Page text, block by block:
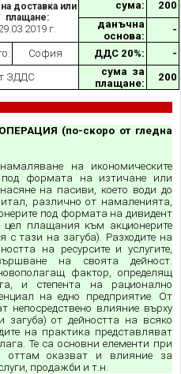
доставка или
плащане:
г.
сума: 200
данъчна
основа:
-
София ДДС 20%:
-
ЗДДС
сума за
плащане:
200
(по-скоро от гледна
на икономическите
под формата на изтичане или
на пасиви, което води до
различно от намаленията,
под формата на дивидент
плащания към акционерите
с тази на загуба). Разходите на
на ресурсите и услугите,
на своята дейност.
фактор, определящ
и степента на рационално
на едно предприятие. От
непосредствено влияние върху
загуба) от дейността на всяко
на практика представляват
Те са основни елементи при
оттам оказват и влияние за
продажби и т.н.